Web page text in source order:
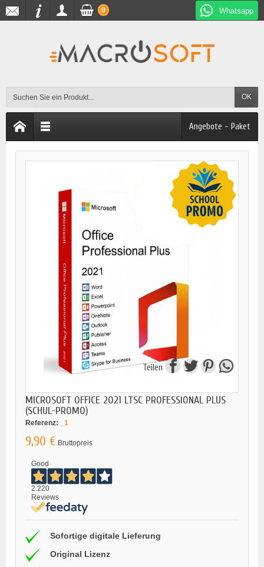
Whatsapp
OK
0
Angebote - Paket
Teilen
MICROSOFT OFFICE 2021 LTSC PROFESSIONAL PLUS
(SCHUL-PROMO)
Referenz: _1
9,90 € Bruttopreis
Good
2.220
Reviews
Sofortige digitale Lieferung
Original Lizenz